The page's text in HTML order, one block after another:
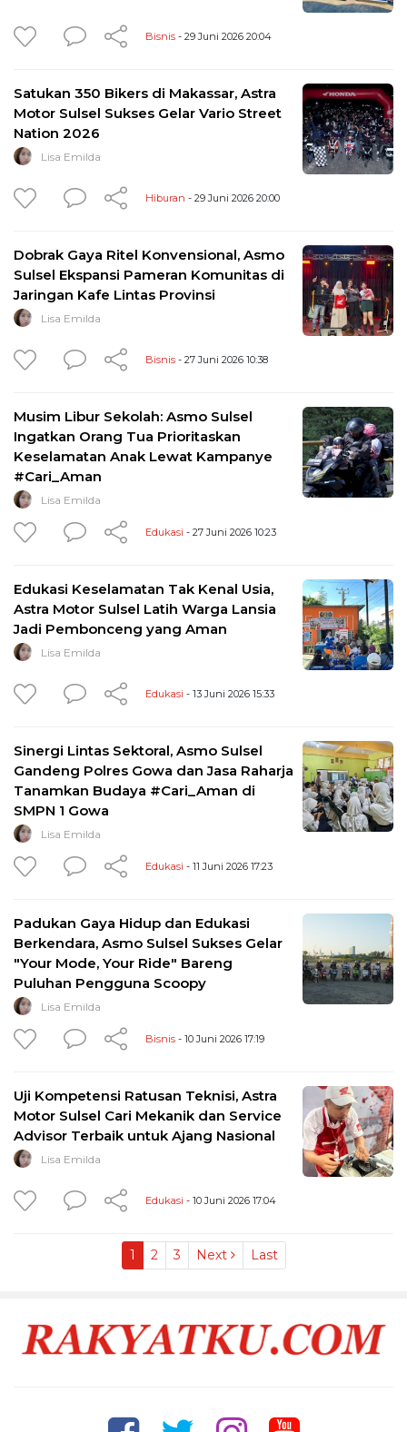
Bisnis - 29 Juni 2026 20:04
Satukan 350 Bikers di Makassar, Astra
Motor Sulsel Sukses Gelar Vario Street
Nation 2026
Lisa Emilda
Hiburan - 29 Juni 2026 20:00
Dobrak Gaya Ritel Konvensional, Asmo
Sulsel Ekspansi Pameran Komunitas di
Jaringan Kafe Lintas Provinsi
Lisa Emilda
Bisnis - 27 Juni 2026 10:38
Musim Libur Sekolah: Asmo Sulsel
Ingatkan Orang Tua Prioritaskan
Keselamatan Anak Lewat Kampanye
#Cari_Aman
Lisa Emilda
Edukasi - 27 Juni 2026 10:23
Edukasi Keselamatan Tak Kenal Usia,
Astra Motor Sulsel Latih Warga Lansia
Jadi Pembonceng yang Aman
Lisa Emilda
Edukasi - 13 Juni 2026 15:33
Sinergi Lintas Sektoral, Asmo Sulsel
Gandeng Polres Gowa dan Jasa Raharja
Tanamkan Budaya #Cari_Aman di
SMPN 1 Gowa
Lisa Emilda
Edukasi - 11 Juni 2026 17:23
Padukan Gaya Hidup dan Edukasi
Berkendara, Asmo Sulsel Sukses Gelar
"Your Mode, Your Ride" Bareng
Puluhan Pengguna Scoopy
Lisa Emilda
Bisnis - 10 Juni 2026 17:19
Uji Kompetensi Ratusan Teknisi, Astra
Motor Sulsel Cari Mekanik dan Service
Advisor Terbaik untuk Ajang Nasional
Lisa Emilda
Edukasi - 10 Juni 2026 17:04
1 2 3 Next Last